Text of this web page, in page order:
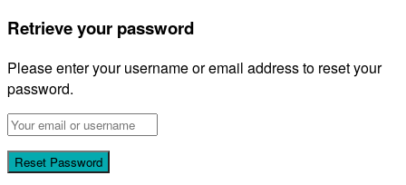
Retrieve your password
Please enter your username or email address to reset your
password.